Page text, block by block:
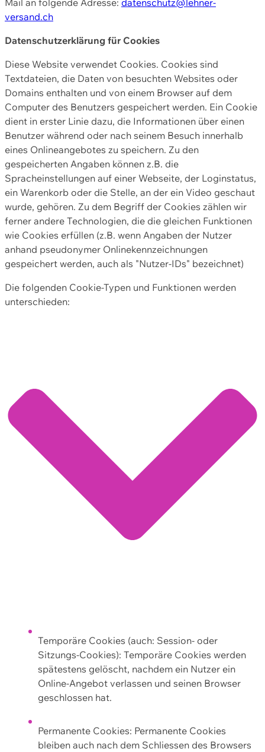
versand.ch
Datenschutzerklärung für Cookies
Diese Website verwendet Cookies. Cookies sind
Textdateien, die Daten von besuchten Websites oder
Domains enthalten und von einem Browser auf dem
Computer des Benutzers gespeichert werden. Ein Cookie
dient in erster Linie dazu, die Informationen über einen
Benutzer während oder nach seinem Besuch innerhalb
eines Onlineangebotes zu speichern. Zu den
gespeicherten Angaben können z.B. die
Spracheinstellungen auf einer Webseite, der Loginstatus,
ein Warenkorb oder die Stelle, an der ein Video geschaut
wurde, gehören. Zu dem Begriff der Cookies zählen wir
ferner andere Technologien, die die gleichen Funktionen
wie Cookies erfüllen (z.B. wenn Angaben der Nutzer
anhand pseudonymer Onlinekennzeichnungen
gespeichert werden, auch als "Nutzer-IDs" bezeichnet)
Die folgenden Cookie-Typen und Funktionen werden
unterschieden:
Temporäre Cookies (auch: Session- oder
Sitzungs-Cookies): Temporäre Cookies werden
spätestens gelöscht, nachdem ein Nutzer ein
Online-Angebot verlassen und seinen Browser
geschlossen hat.
Permanente Cookies: Permanente Cookies
bleiben auch nach dem Schliessen des Browsers